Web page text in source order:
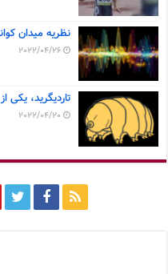
نظریه میدان
2022/04/26
تاردیگرید،
2022/04/20